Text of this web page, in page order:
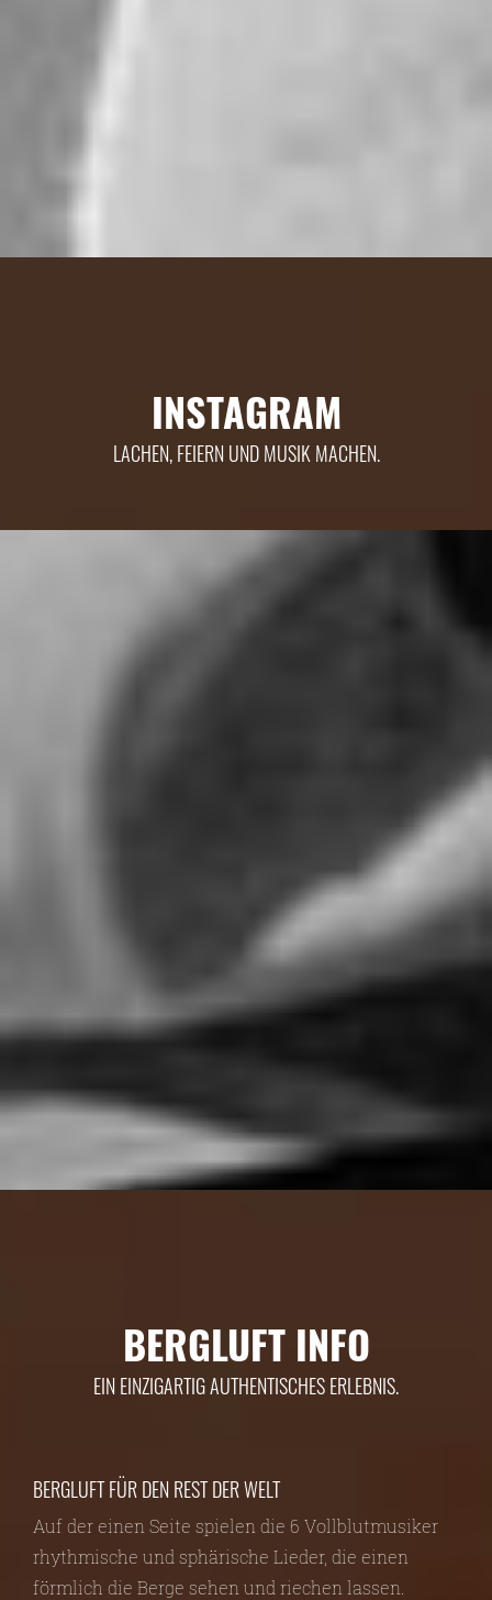
INSTAGRAM
LACHEN, FEIERN UND MUSIK MACHEN.
BERGLUFT INFO
EIN EINZIGARTIG AUTHENTISCHES ERLEBNIS.
BERGLUFT FÜR DEN REST DER WELT
Auf der einen Seite spielen die 6 Vollblutmusiker
rhythmische und sphärische Lieder, die einen
förmlich die Berge sehen und riechen lassen.